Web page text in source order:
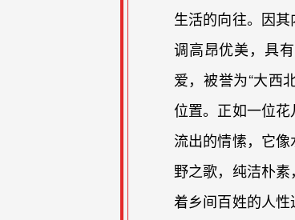
生活的向往。因
调高昂优美，具
爱，被誉为“大西
位置。正如一位
流出的情愫，它
野之歌，纯洁朴
着乡间百姓的人